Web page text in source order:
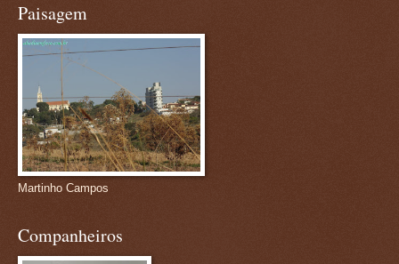
Paisagem
Martinho Campos
Companheiros